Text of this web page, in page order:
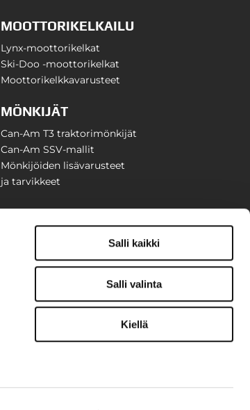
Salli kaikki
Salli valinta
Kiellä
MOOTTORIKELKAILU
Lynx-moottorikelkat
Ski-Doo -moottorikelkat
Moottorikelkkavarusteet
MÖNKIJÄT
Can-Am T3 traktorimönkijät
Can-Am SSV-mallit
Mönkijöiden lisävarusteet
ja tarvikkeet